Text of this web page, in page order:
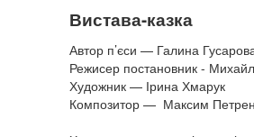
Вистава-казка
Автор п’єси — Галина
Режисер постановник -
Художник — Ірина Хмарук
Композитор — Максим